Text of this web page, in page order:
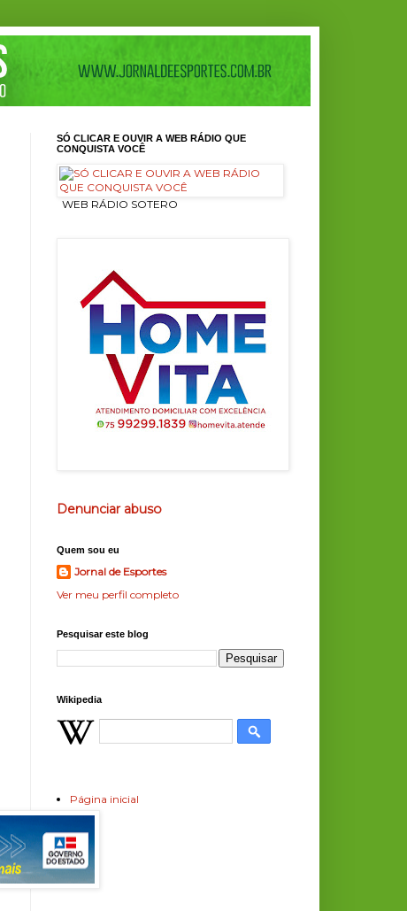
SÓ CLICAR E OUVIR A WEB RÁDIO QUE
CONQUISTA VOCÊ
ㅤ WEB RÁDIO SOTERO
Denunciar abuso
Quem sou eu
Jornal de Esportes
Ver meu perfil completo
Pesquisar este blog
Wikipedia
Página inicial